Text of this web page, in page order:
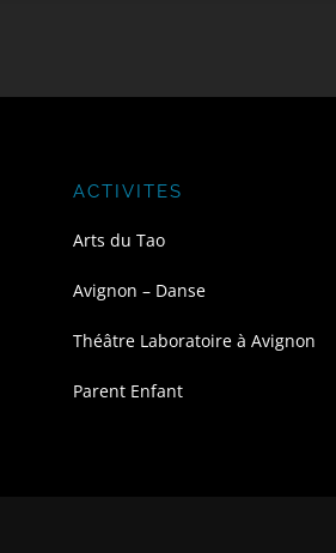
ACTIVITES
Arts du Tao
Avignon – Danse
Théâtre Laboratoire à Avignon
Parent Enfant